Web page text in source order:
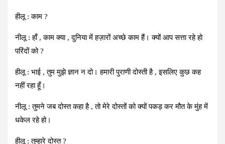
हीलू : काम ?
नीलू : हाँ , काम क्या , दुनिया में हज़ारों अच्छे काम हैं। क्यों आप सत्ता रहे हो
परिंदों को ?
हीलू : भाई , तुम मुझे ज्ञान न दो। हमारी पुराणी दोस्ती है , इसलिए कुछ कह
नहीं रहा हूँ।
नीलू : तुमने जब दोस्त कहा है , तो मेरे दोस्तों को क्यों पकड़ कर मौत के मुंह में
धकेल रहे हो।
हीलू : तुम्हारे दोस्त ?